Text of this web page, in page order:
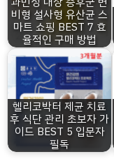
비형 설사형 유산균 스
마트 쇼핑 BEST 7 효
율적인 구매 방법
헬리코박터 제균 치료
후 식단 관리 초보자 가
이드 BEST 5 입문자
필독